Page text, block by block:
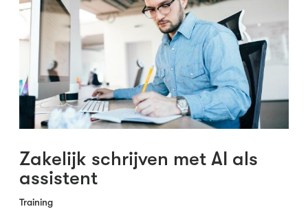
Zakelijk schrijven met AI als
assistent
Training